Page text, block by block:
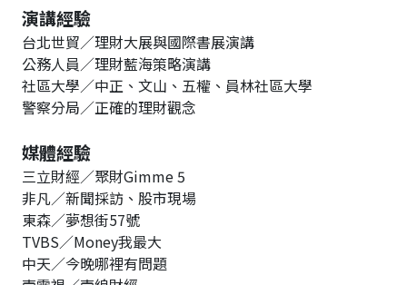
演講經驗
台北世貿／理財大展與國際書展演講
公務人員／理財藍海策略演講
社區大學／中正、文山、五權、員林社區大學
警察分局／正確的理財觀念
媒體經驗
三立財經／聚財Gimme 5
非凡／新聞採訪、股市現場
東森／夢想街57號
TVBS／Money我最大
中天／今晚哪裡有問題